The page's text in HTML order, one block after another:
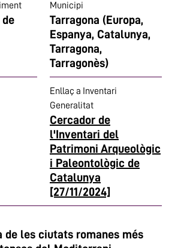
de
Municipi
Tarragona (Europa,
Espanya, Catalunya,
Tarragona,
Tarragonès)
Enllaç a Inventari
Generalitat
Cercador de
l'Inventari del
Patrimoni Arqueològic
i Paleontològic de
Catalunya
[27/11/2024]
de les ciutats romanes més